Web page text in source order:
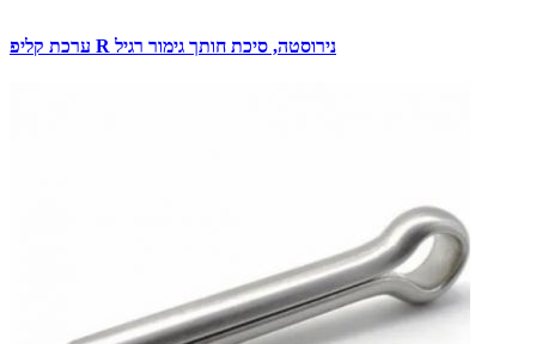
ערכת קליפ R נירוסטה, סיכת חותך גימור רגיל